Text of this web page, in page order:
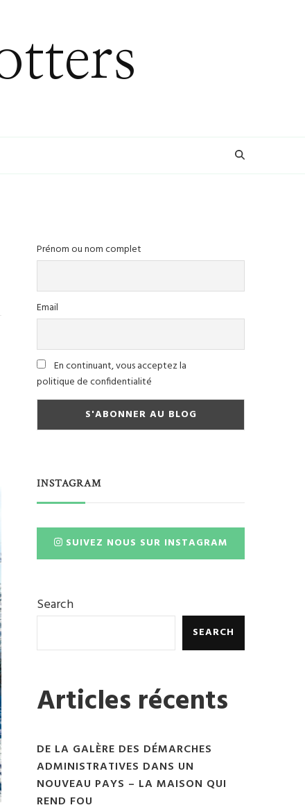
Prénom ou nom complet
Email
En continuant, vous acceptez la
politique de confidentialité
INSTAGRAM
SUIVEZ NOUS SUR INSTAGRAM
Search
SEARCH
Articles récents
DE LA GALÈRE DES DÉMARCHES
ADMINISTRATIVES DANS UN
NOUVEAU PAYS – LA MAISON QUI
REND FOU